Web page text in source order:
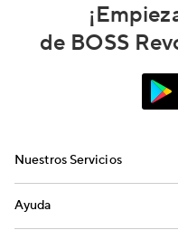
de BOSS
Nuestros Servicios
Recargas Internacionales
Ayuda